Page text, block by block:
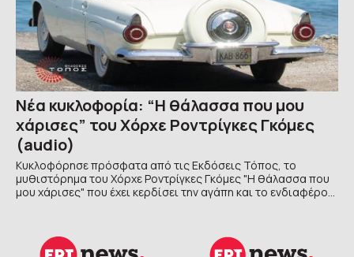
Νέα κυκλοφορία: “Η θάλασσα που μου
χάρισες” του Χόρχε Ροντρίγκες Γκόμες
(audio)
Κυκλοφόρησε πρόσφατα από τις Εκδόσεις Τόπος, το
μυθιστόρημα του Χόρχε Ροντρίγκες Γκόµες "Η θάλασσα που
μου χάρισες" που έχει κερδίσει την αγάπη και το ενδιαφέρον